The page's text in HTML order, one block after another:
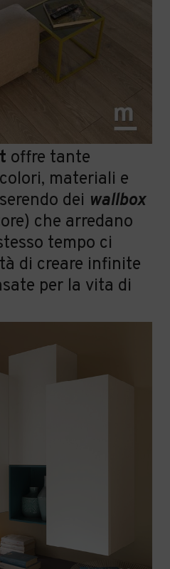
offre tante
materiali e
dei wallbox
che arredano
tempo ci
à di creare infinite
per la vita di